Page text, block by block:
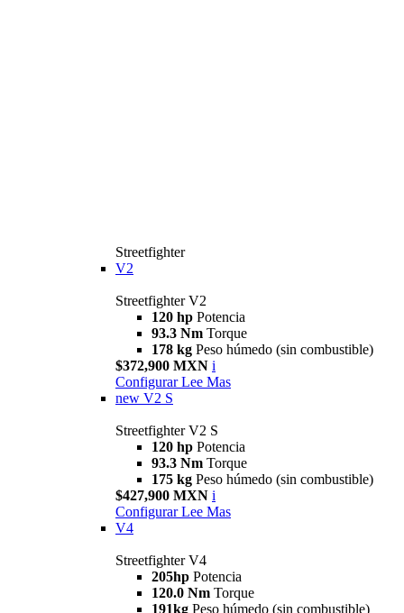
Streetfighter
V2
Streetfighter V2
120 hp Potencia
93.3 Nm Torque
178 kg Peso húmedo (sin combustible)
$372,900 MXN i
Configurar Lee Mas
new V2 S
Streetfighter V2 S
120 hp Potencia
93.3 Nm Torque
175 kg Peso húmedo (sin combustible)
$427,900 MXN i
Configurar Lee Mas
V4
Streetfighter V4
205hp Potencia
120.0 Nm Torque
191kg Peso húmedo (sin combustible)